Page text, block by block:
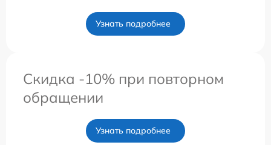
Узнать подробнее
Скидка -10% при повторном
обращении
Узнать подробнее